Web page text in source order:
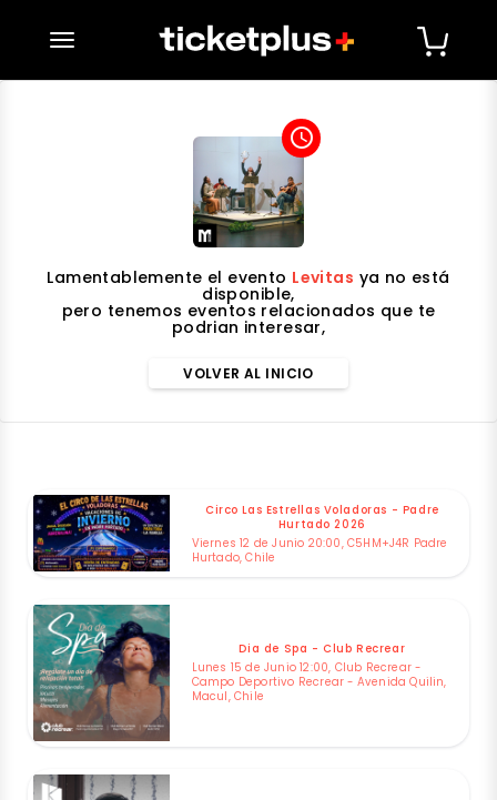
desplegar navegación
access_time
Lamentablemente el evento Levitas ya no está
disponible,
pero tenemos eventos relacionados que te
podrian interesar,
VOLVER AL INICIO
Circo Las Estrellas Voladoras - Padre
Hurtado 2026
Viernes 12 de Junio 20:00, C5HM+J4R Padre
Hurtado, Chile
Dia de Spa - Club Recrear
Lunes 15 de Junio 12:00, Club Recrear -
Campo Deportivo Recrear - Avenida Quilin,
Macul, Chile